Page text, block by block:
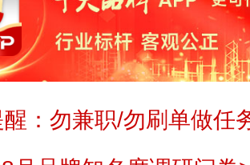
醒：勿兼职/勿刷单做任